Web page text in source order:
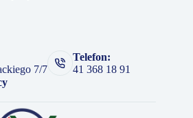
7/7
Telefon:
41 368 18 91